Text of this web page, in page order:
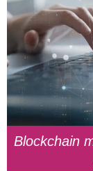
Blockchain